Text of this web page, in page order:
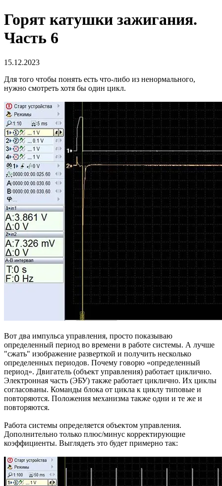
Горят катушки зажигания.
Часть 6
15.12.2023
Для того чтобы понять есть что-либо из ненормального,
нужно смотреть хотя бы один цикл.
Вот два импульса управления, просто показываю
определенный период во времени в работе системы. А лучше
"сжать" изображение разверткой и получить несколько
определенных периодов. Почему говорю «определенный
период». Двигатель (объект управления) работает циклично.
Электронная часть (ЭБУ) также работает циклично. Их циклы
согласованы. Команды блока от цикла к циклу типовые и
повторяются. Положения механизма также одни и те же и
повторяются.
Работа системы определяется объектом управления.
Дополнительно только плюс/минус корректирующие
коэффициенты. Выглядеть это будет примерно так: